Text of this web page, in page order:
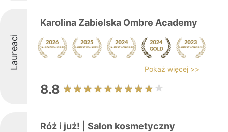
Laureaci
Karolina Zabielska Ombre Academy
Pokaż więcej >>
8.8
Róż i już! | Salon kosmetyczny